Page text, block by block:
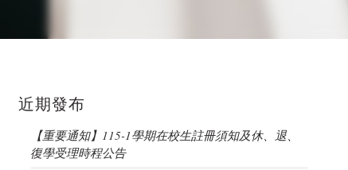
近期發布
【重要通知】115-1學期在校生註冊須知及休、退、
復學受理時程公告